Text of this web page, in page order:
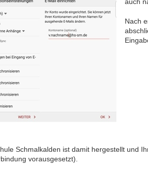
auch
Nach
Schmalkalden ist damit hergestellt und
vorausgesetzt).